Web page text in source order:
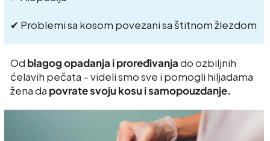
✔ Problemi sa kosom povezani sa štitnom žlezdom
Od blagog opadanja i proređivanjado ozbiljnih
ćelavih pečata – videli smo sve i pomogli hiljadama
žena da povrate svoju kosu i samopouzdanje.